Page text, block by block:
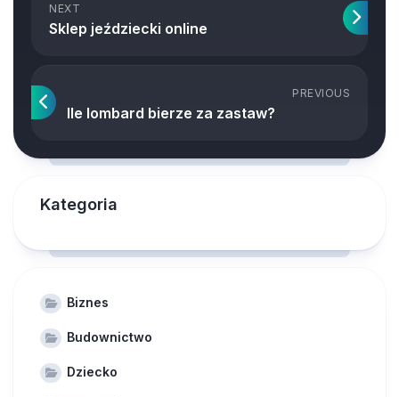
NEXT
Sklep jeździecki online
PREVIOUS
Ile lombard bierze za zastaw?
Kategoria
Biznes
Budownictwo
Dziecko